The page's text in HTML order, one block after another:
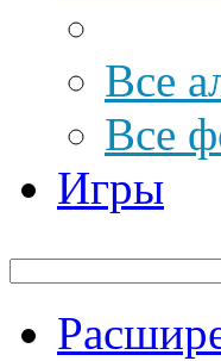
Все
Все
Игры